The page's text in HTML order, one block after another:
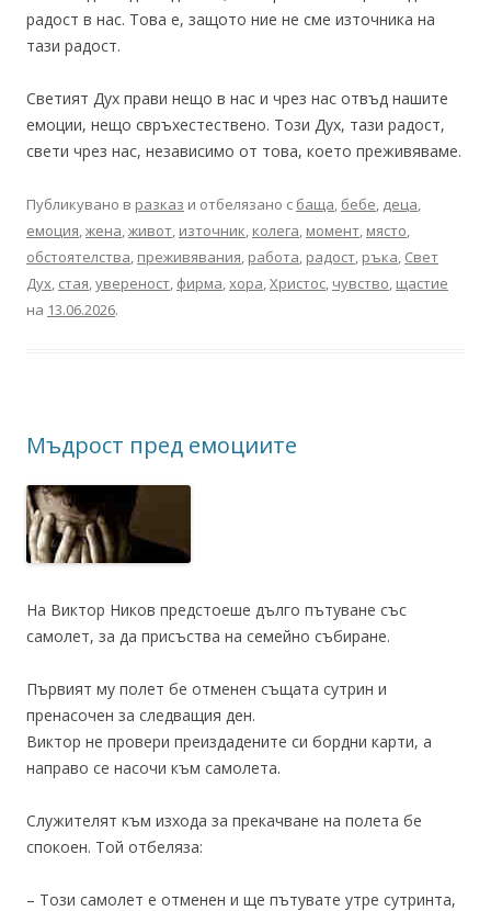
радост в нас. Това е, защото ние не сме източника на
тази радост.
Светият Дух прави нещо в нас и чрез нас отвъд нашите
емоции, нещо свръхестествено. Този Дух, тази радост,
свети чрез нас, независимо от това, което преживяваме.
Публикувано в разказ и отбелязано с баща, бебе, деца,
емоция,жена,живот, източник, колега, момент, място,
обстоятелства, преживявания, работа, радост, ръка, Свет
Дух, стая,увереност, фирма,хора,Христос, чувство, щастие
на 13.06.2026.
Мъдрост пред емоциите
На Виктор Ников предстоеше дълго пътуване със
самолет, за да присъства на семейно събиране.
Първият му полет бе отменен същата сутрин и
пренасочен за следващия ден.
Виктор не провери преиздадените си бордни карти, а
направо се насочи към самолета.
Служителят към изхода за прекачване на полета бе
спокоен. Той отбеляза:
– Този самолет е отменен и ще пътувате утре сутринта,